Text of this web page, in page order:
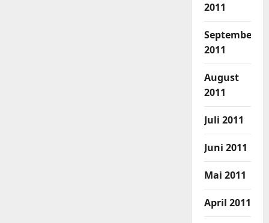
2011
September
2011
August
2011
Juli 2011
Juni 2011
Mai 2011
April 2011